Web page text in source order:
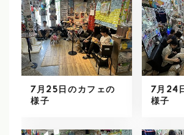
7月25日のカフェの
様子
7月24
様子